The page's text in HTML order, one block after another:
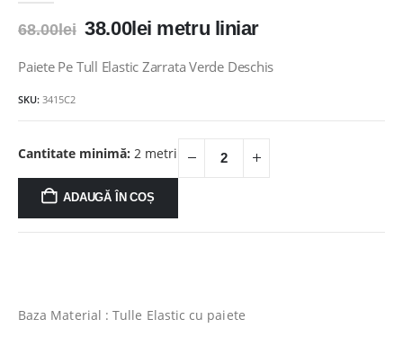
68.00lei Prețul
a
38.00leiPrețul
este:
metru liniar
Paiete Pe Tull Elastic Zarrata Verde Deschis
SKU: 3415C2
Cantitate minimă: 2 metri
ADAUGĂ ÎN COȘ
Baza Material : Tulle Elastic cu paiete